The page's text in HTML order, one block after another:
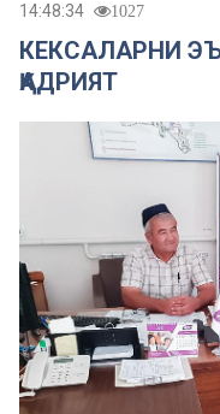
14:48:34
1027
КЕКСАЛАРНИ
ҚАДРИЯТ